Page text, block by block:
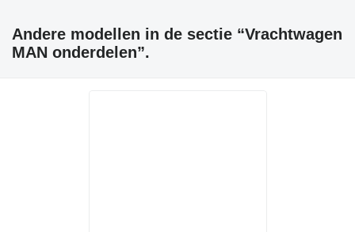
Andere modellen in de sectie “Vrachtwagen
MAN onderdelen”.